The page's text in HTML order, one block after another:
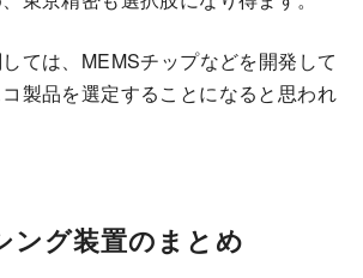
ては、MEMSチップなどを開発して
製品を選定することになると思われ
ング装置のまとめ